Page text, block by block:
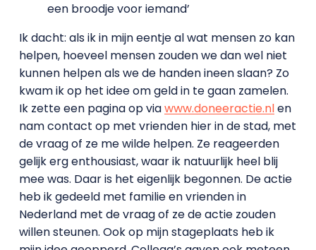
een broodje voor iemand’
Ik dacht: als ik in mijn eentje al wat mensen zo kan
helpen, hoeveel mensen zouden we dan wel niet
kunnen helpen als we de handen ineen slaan? Zo
kwam ik op het idee om geld in te gaan zamelen.
Ik zette een pagina op viawww.doneeractie.nlen
nam contact op met vrienden hier in de stad, met
de vraag of ze me wilde helpen. Ze reageerden
gelijk erg enthousiast, waar ik natuurlijk heel blij
mee was. Daar is het eigenlijk begonnen. De actie
heb ik gedeeld met familie en vrienden in
Nederland met de vraag of ze de actie zouden
willen steunen. Ook op mijn stageplaats heb ik